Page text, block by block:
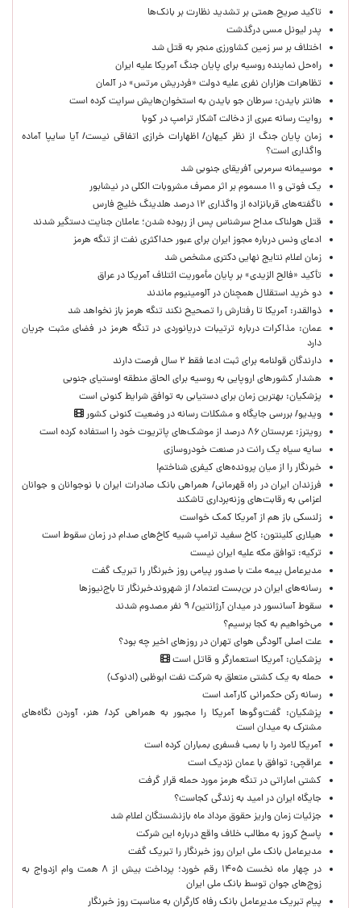
تاکید صریح همتی بر تشدید نظارت بر بانک‌ها
پدر لیونل مسی درگذشت
اختلاف بر سر زمین کشاورزی منجر به قتل شد
راه‌حل نماینده روسیه برای پایان جنگ آمریکا علیه ایران
تظاهرات هزاران نفری علیه دولت «فردریش مرتس» در آلمان
هانتر بایدن: سرطان جو بایدن به استخوان‌هایش سرایت کرده است
روایت رسانه عبری از دخالت آشکار ترامپ در کوبا
زمان پایان جنگ از نظر کیهان/ اظهارات خرازی اتفاقی نیست/ آیا سایپا آماده
واگذاری است؟
موسیمانه سرمربی آفریقای جنوبی شد
یک فوتی و ۱۱ مسموم بر اثر مصرف مشروبات الکلی در نیشابور
ناگفته‌های قربانزاده از واگذاری ۱۲ درصد هلدینگ خلیج فارس
قتل هولناک مداح سرشناس پس از ربوده شدن؛ عاملان جنایت دستگیر شدند
ادعای ونس درباره مجوز ایران برای عبور حداکثری نفت از تنگه هرمز
زمان اعلام نتایج نهایی دکتری مشخص شد
تأکید «فالح الزیدی» بر پایان مأموریت ائتلاف آمریکا در عراق
دو خرید استقلال همچنان در آلومینیوم ماندند
ذوالقدر: آمریکا تا رفتارش را تصحیح نکند تنگه هرمز باز نخواهد شد
عمان: مذاکرات درباره ترتیبات دریانوردی در تنگه هرمز در فضای مثبت جریان
دارد
دارندگان قولنامه برای ثبت ادعا فقط ۲ سال فرصت دارند
هشدار کشورهای اروپایی به روسیه برای الحاق منطقه اوستیای جنوبی
پزشکیان‌: بهترین زمان برای دستیابی به توافق شرایط کنونی است
ویدیو/ بررسی جایگاه و مشکلات رسانه در وضعیت کنونی کشور
رویترز: عربستان ۸۶ درصد از موشک‌های پاتریوت خود را استفاده کرده است
سایه سیاه یک رانت در صنعت خودروسازی
خبرنگار را از میان پرونده‌های کیفری شناختم!
​فرزندان ایران در راه قهرمانی/ همراهی بانک صادرات ایران با نوجوانان و جوانان
اعزامی به رقابت‌های وزنه‌برداری تاشکند
زلنسکی باز هم از آمریکا کمک خواست
هیلاری کلینتون: کاخ سفید ترامپ شبیه کاخ‌های صدام در زمان سقوط است
ترکیه: توافق مکه علیه ایران نیست
مدیرعامل بیمه ملت با صدور پیامی روز خبرنگار را تبریک گفت
رسانه‌های ایران در بن‌بست اعتماد/ از شهروندخبرنگار تا باج‌نیوزها
سقوط آسانسور در میدان آرژانتین/ ۹ نفر مصدوم شدند
می‌خواهیم به کجا برسیم؟
علت اصلی آلودگی هوای تهران در روزهای اخیر چه بود؟
پزشکیان: آمریکا استعمارگر و قاتل است
حمله به یک کشتی متعلق به شرکت نفت ابوظبی (ادنوک)
رسانه رکن حکمرانی کارآمد است
پزشکیان: گفت‌وگوها آمریکا را مجبور به همراهی کرد/ هنر، آوردن نگاه‌های
مشترک به میدان است
آمریکا لامرد را با بمب فسفری بمباران کرده است
عراقچی: توافق با عمان نزدیک است
کشتی اماراتی در تنگه هرمز مورد حمله قرار گرفت
جایگاه ایران در امید به زندگی کجاست؟
جزئیات زمان واریز حقوق مرداد ماه بازنشستگان اعلام شد
پاسخ کروز به مطالب خلاف واقع درباره این شرکت
مدیرعامل بانک ملی ایران روز خبرنگار را تبریک گفت
در چهار ماه نخست ۱۴۰۵ رقم خورد؛ پرداخت بیش از ۸ همت وام ازدواج به
زوج‌های جوان توسط بانک ملی ایران
پیام تبریک مدیرعامل بانک رفاه کارگران به مناسبت روز خبرنگار